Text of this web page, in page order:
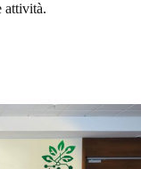
attività.